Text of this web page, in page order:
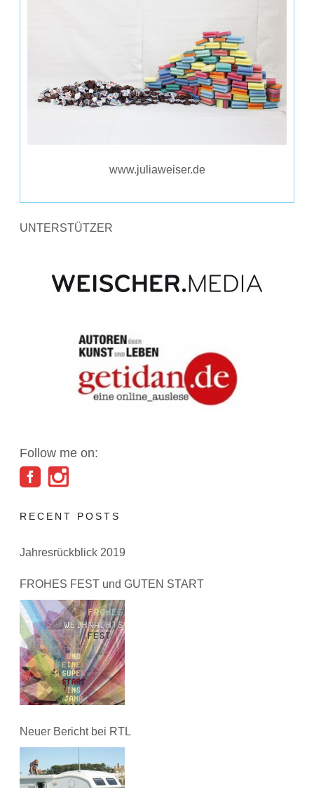
www.juliaweiser.de
UNTERSTÜTZER
Follow me on:
RECENT POSTS
Jahresrückblick 2019
FROHES FEST und GUTEN START
Neuer Bericht bei RTL